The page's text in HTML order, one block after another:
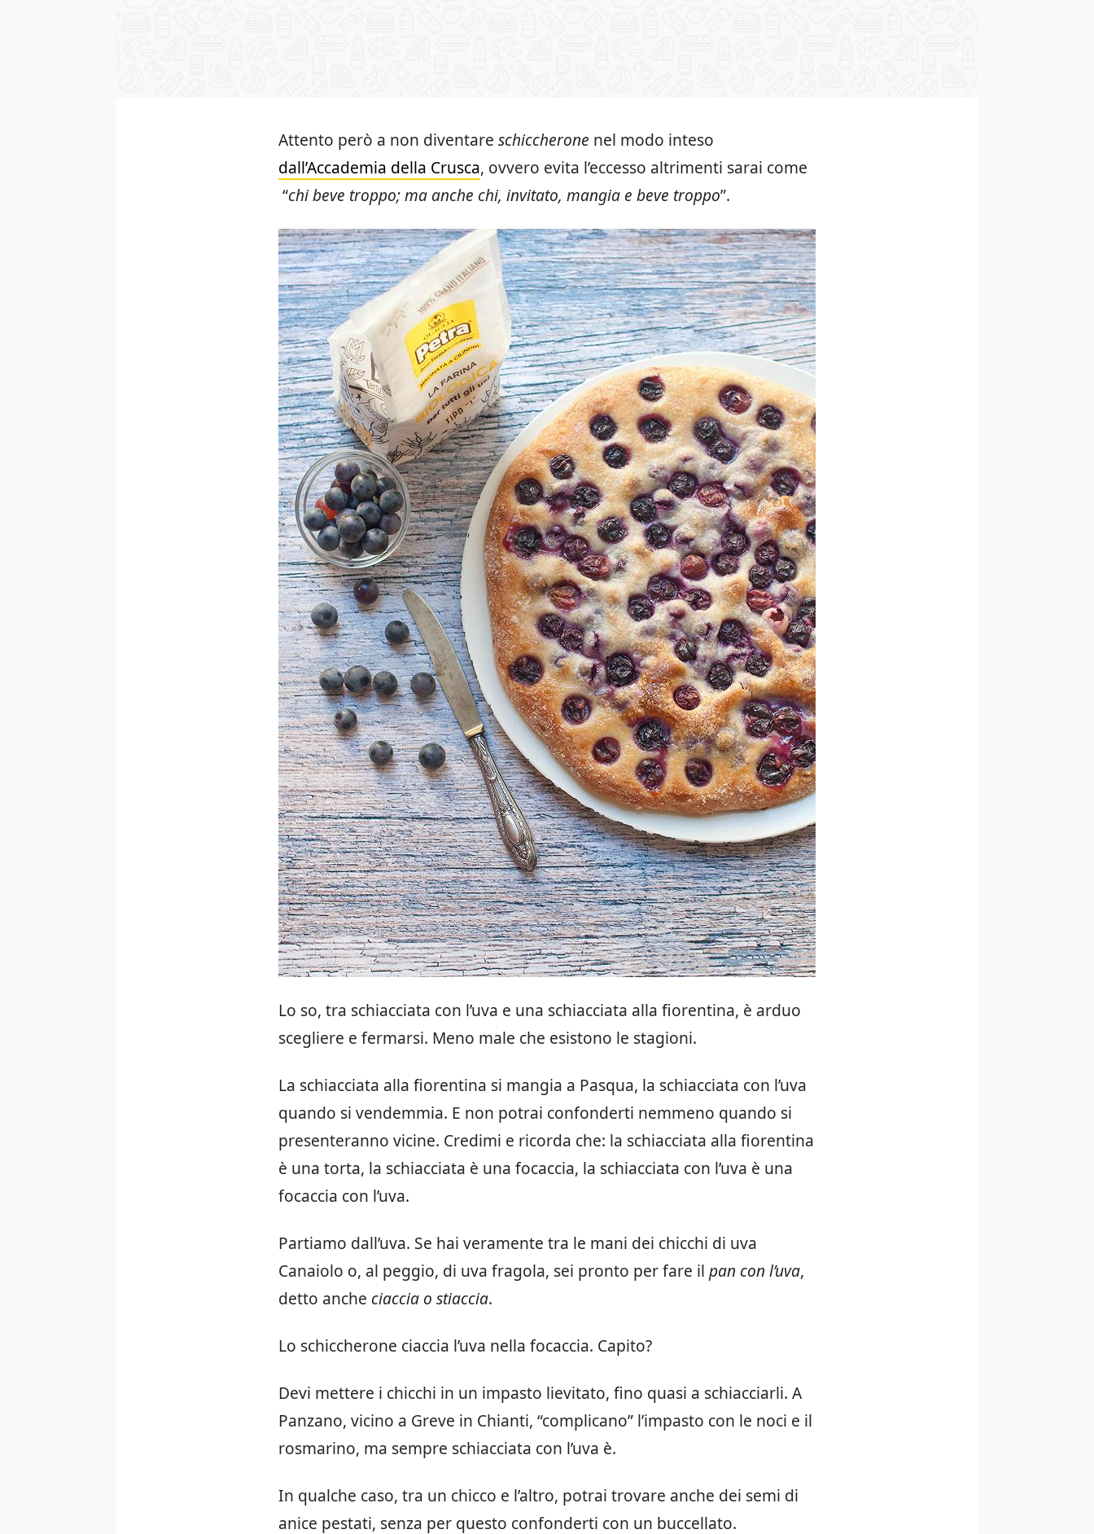
Attento però a non diventare schiccherone nel modo inteso
dall’Accademia della Crusca, ovvero evita l’eccesso altrimenti sarai come
“chi beve troppo; ma anche chi, invitato, mangia e beve troppo”.
Lo so, tra schiacciata con l’uva e una schiacciata alla fiorentina, è arduo
scegliere e fermarsi. Meno male che esistono le stagioni.
La schiacciata alla fiorentina si mangia a Pasqua, la schiacciata con l’uva
quando si vendemmia. E non potrai confonderti nemmeno quando si
presenteranno vicine. Credimi e ricorda che: la schiacciata alla fiorentina
è una torta, la schiacciata è una focaccia, la schiacciata con l’uva è una
focaccia con l’uva.
Partiamo dall’uva. Se hai veramente tra le mani dei chicchi di uva
Canaiolo o, al peggio, di uva fragola, sei pronto per fare il pan con l’uva,
detto anche ciaccia o stiaccia.
Lo schiccherone ciaccia l’uva nella focaccia. Capito?
Devi mettere i chicchi in un impasto lievitato, fino quasi a schiacciarli. A
Panzano, vicino a Greve in Chianti, “complicano” l’impasto con le noci e il
rosmarino, ma sempre schiacciata con l’uva è.
In qualche caso, tra un chicco e l’altro, potrai trovare anche dei semi di
anice pestati, senza per questo confonderti con un buccellato.